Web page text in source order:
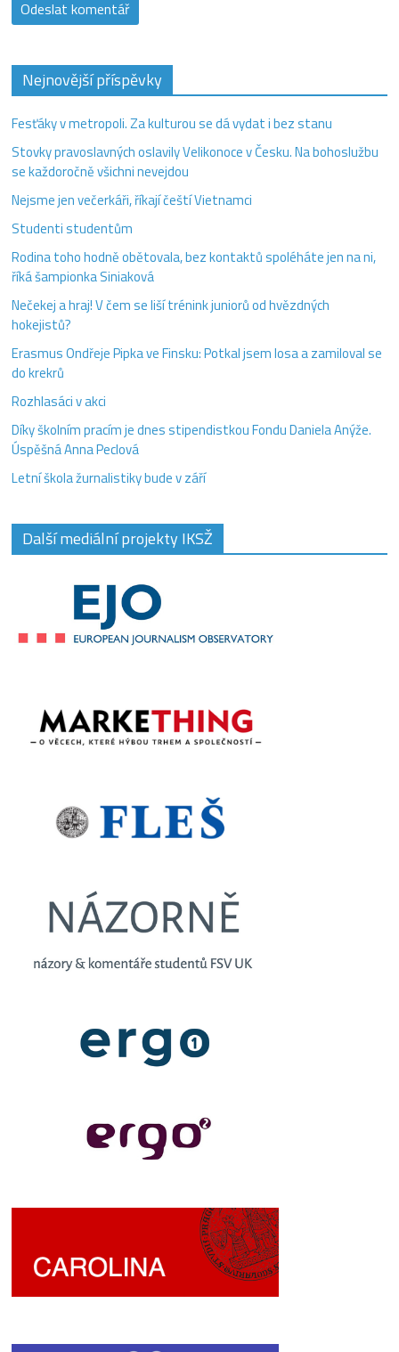
Nejnovější příspěvky
Fesťáky v metropoli. Za kulturou se dá vydat i bez stanu
Stovky pravoslavných oslavily Velikonoce v Česku. Na bohoslužbu
se každoročně všichni nevejdou
Nejsme jen večerkáři, říkají čeští Vietnamci
Studenti studentům
Rodina toho hodně obětovala, bez kontaktů spoléháte jen na ni,
říká šampionka Siniaková
Nečekej a hraj! V čem se liší trénink juniorů od hvězdných
hokejistů?
Erasmus Ondřeje Pipka ve Finsku: Potkal jsem losa a zamiloval se
do krekrů
Rozhlasáci v akci
Díky školním pracím je dnes stipendistkou Fondu Daniela Anýže.
Úspěšná Anna Peclová
Letní škola žurnalistiky bude v září
Další mediální projekty IKSŽ